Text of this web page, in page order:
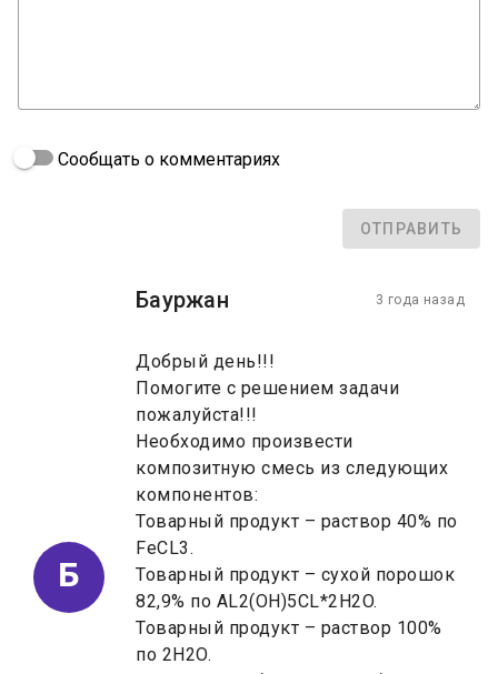
Сообщать о комментариях
ОТПРАВИТЬ
Б
Бауржан 3 года назад
Добрый день!!!
Помогите с решением задачи
пожалуйста!!!
Необходимо произвести
композитную смесь из следующих
компонентов:
Товарный продукт – раствор 40% по
FeCL3.
Товарный продукт – сухой порошок
82,9% по AL2(OH)5CL*2H2O.
Товарный продукт – раствор 100%
по 2H2O.